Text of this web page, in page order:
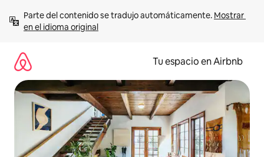
contenido
Parte del contenido se tradujo automáticamente. Mostrar
en el idioma original
Tu espacio en Airbnb